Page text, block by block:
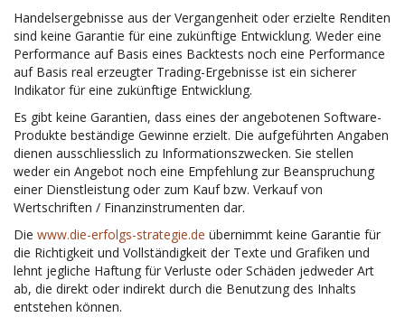
Handelsergebnisse aus der Vergangenheit oder erzielte Renditen
sind keine Garantie für eine zukünftige Entwicklung. Weder eine
Performance auf Basis eines Backtests noch eine Performance
auf Basis real erzeugter Trading-Ergebnisse ist ein sicherer
Indikator für eine zukünftige Entwicklung.
Es gibt keine Garantien, dass eines der angebotenen Software-
Produkte beständige Gewinne erzielt. Die aufgeführten Angaben
dienen ausschliesslich zu Informationszwecken. Sie stellen
weder ein Angebot noch eine Empfehlung zur Beanspruchung
einer Dienstleistung oder zum Kauf bzw. Verkauf von
Wertschriften / Finanzinstrumenten dar.
Die www.die-erfolgs-strategie.de übernimmt keine Garantie für
die Richtigkeit und Vollständigkeit der Texte und Grafiken und
lehnt jegliche Haftung für Verluste oder Schäden jedweder Art
ab, die direkt oder indirekt durch die Benutzung des Inhalts
entstehen können.